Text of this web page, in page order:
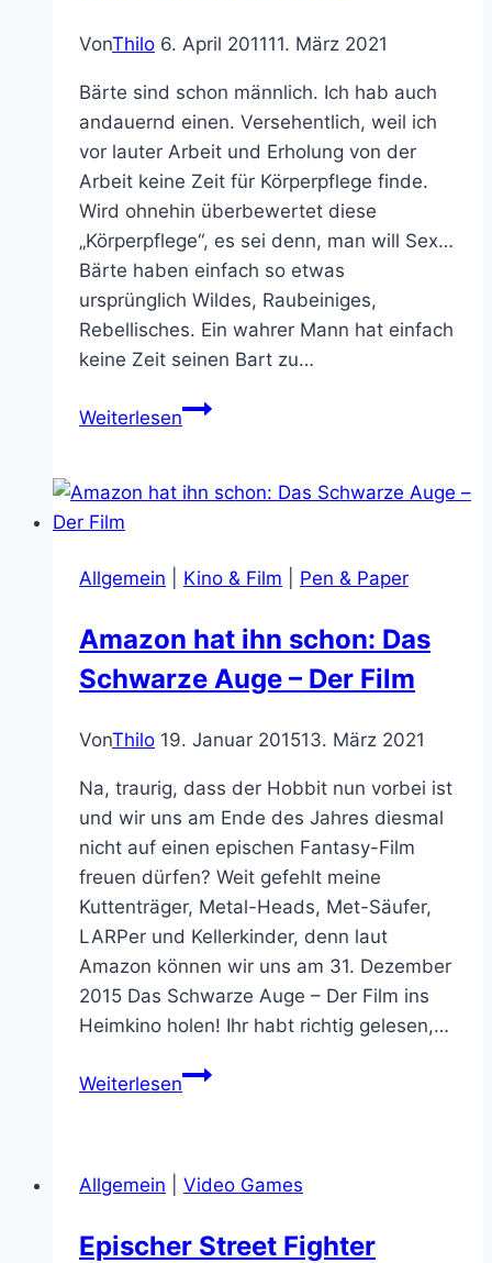
VonThilo 6. April 201111. März 2021
Bärte sind schon männlich. Ich hab auch
andauernd einen. Versehentlich, weil ich
vor lauter Arbeit und Erholung von der
Arbeit keine Zeit für Körperpflege finde.
Wird ohnehin überbewertet diese
„Körperpflege“, es sei denn, man will Sex…
Bärte haben einfach so etwas
ursprünglich Wildes, Raubeiniges,
Rebellisches. Ein wahrer Mann hat einfach
keine Zeit seinen Bart zu…
WeiterlesenWahre
Bärte
Gedichte
Allgemein Kino & Film Pen & Paper
Amazon hat ihn schon: Das
Schwarze Auge – Der Film
VonThilo 19. Januar 201513. März 2021
Na, traurig, dass der Hobbit nun vorbei ist
und wir uns am Ende des Jahres diesmal
nicht auf einen epischen Fantasy-Film
freuen dürfen? Weit gefehlt meine
Kuttenträger, Metal-Heads, Met-Säufer,
LARPer und Kellerkinder, denn laut
Amazon können wir uns am 31. Dezember
2015 Das Schwarze Auge – Der Film ins
Heimkino holen! Ihr habt richtig gelesen,…
WeiterlesenAmazon
Das
Auge
Allgemein Video Games
Epischer Street Fighter